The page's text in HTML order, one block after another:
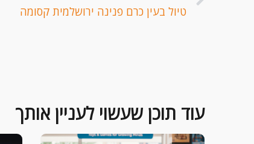
טיול בעין כרם פנינה ירושלמית קסומה
עוד תוכן שעשוי לעניין אותך